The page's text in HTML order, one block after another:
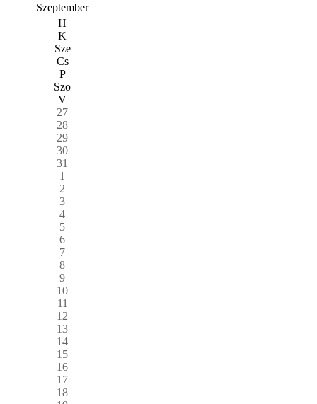
Szeptember
H
K
Sze
Cs
P
Szo
V
27
28
29
30
31
1
2
3
4
5
6
7
8
9
10
11
12
13
14
15
16
17
18